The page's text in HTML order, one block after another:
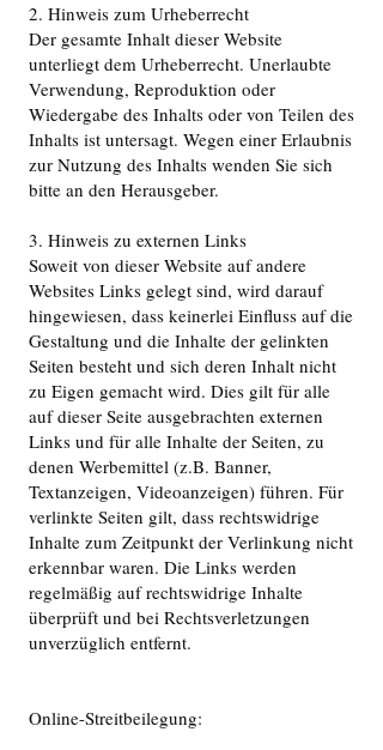
2. Hinweis zum Urheberrecht
Der gesamte Inhalt dieser Website
unterliegt dem Urheberrecht. Unerlaubte
Verwendung, Reproduktion oder
Wiedergabe des Inhalts oder von Teilen des
Inhalts ist untersagt. Wegen einer Erlaubnis
zur Nutzung des Inhalts wenden Sie sich
bitte an den Herausgeber.
3. Hinweis zu externen Links
Soweit von dieser Website auf andere
Websites Links gelegt sind, wird darauf
hingewiesen, dass keinerlei Einfluss auf die
Gestaltung und die Inhalte der gelinkten
Seiten besteht und sich deren Inhalt nicht
zu Eigen gemacht wird. Dies gilt für alle
auf dieser Seite ausgebrachten externen
Links und für alle Inhalte der Seiten, zu
denen Werbemittel (z.B. Banner,
Textanzeigen, Videoanzeigen) führen. Für
verlinkte Seiten gilt, dass rechtswidrige
Inhalte zum Zeitpunkt der Verlinkung nicht
erkennbar waren. Die Links werden
regelmäßig auf rechtswidrige Inhalte
überprüft und bei Rechtsverletzungen
unverzüglich entfernt.
Online-Streitbeilegung: